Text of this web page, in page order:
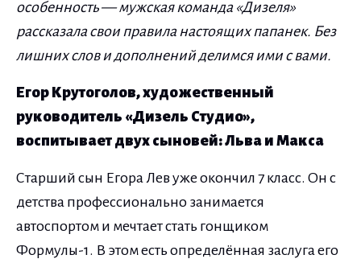
особенность — мужская команда «Дизеля»
рассказала свои правила настоящих папанек. Без
лишних слов и дополнений делимся ими с вами.
Егор Крутоголов, художественный
руководитель «Дизель Студио»,
воспитывает двух сыновей: Льва и Макса
Старший сын Егора Лев уже окончил 7 класс. Он с
детства профессионально занимается
автоспортом и мечтает стать гонщиком
Формулы-1. В этом есть определённая заслуга его